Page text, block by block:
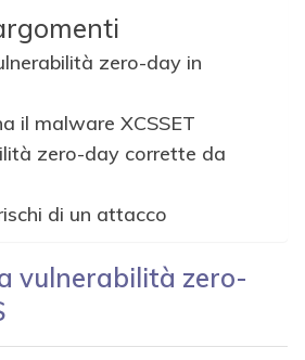
zero-day in
il malware XCSSET
zero-day corrette da
di un attacco
vulnerabilità zero-